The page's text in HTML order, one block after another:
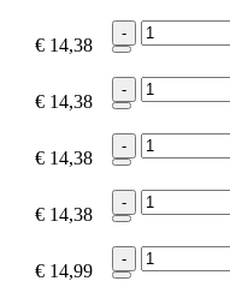
€ 14,38
-
€ 14,38
-
€ 14,38
-
€ 14,38
-
€ 14,99
-